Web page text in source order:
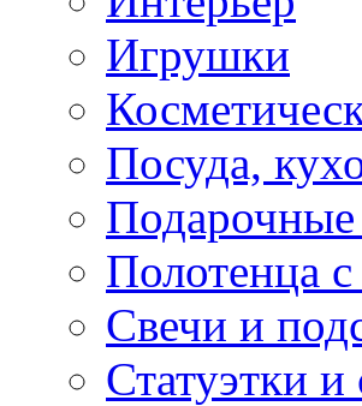
Игрушки
Посуда,
Полотенца
Свечи и
Статуэтки